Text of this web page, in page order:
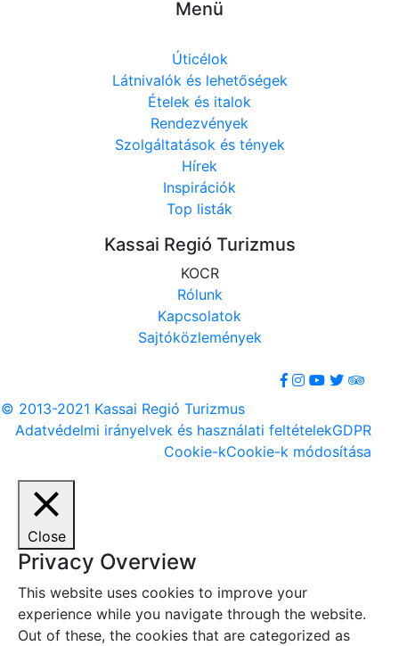
Menü
Úticélok
Látnivalók és lehetőségek
Ételek és italok
Rendezvények
Szolgáltatások és tények
Hírek
Inspirációk
Top listák
Kassai Regió Turizmus
KOCR
Rólunk
Kapcsolatok
Sajtóközlemények
© 2013-2021 Kassai Regió Turizmus
Adatvédelmi irányelvek és használati feltételekGDPR
Cookie-kCookie-k módosítása
Close
Privacy Overview
This website uses cookies to improve your
experience while you navigate through the website.
Out of these, the cookies that are categorized as